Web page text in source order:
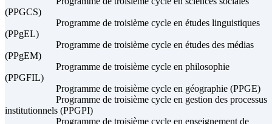
(PPGCS)
Programme de troisième cycle en études linguistiques
(PPgEL)
Programme de troisième cycle en études des médias
(PPgEM)
Programme de troisième cycle en philosophie
(PPGFIL)
Programme de troisième cycle en géographie (PPGE)
Programme de troisième cycle en gestion des processus
institutionnels (PPGPI)
Programme de troisième cycle en enseignement de